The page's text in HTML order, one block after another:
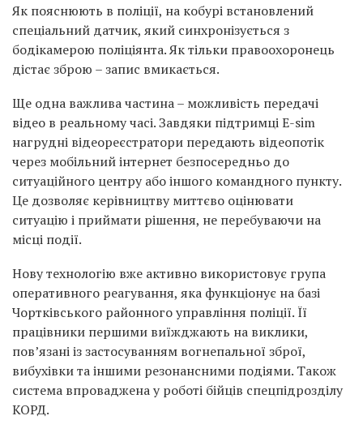
Як пояснюють в поліції, на кобурі встановлений
спеціальний датчик, який синхронізується з
бодікамерою поліціянта. Як тільки правоохоронець
дістає зброю – запис вмикається.
Ще одна важлива частина – можливість передачі
відео в реальному часі. Завдяки підтримці E-sim
нагрудні відеореєстратори передають відеопотік
через мобільний інтернет безпосередньо до
ситуаційного центру або іншого командного пункту.
Це дозволяє керівництву миттєво оцінювати
ситуацію і приймати рішення, не перебуваючи на
місці події.
Нову технологію вже активно використовує група
оперативного реагування, яка функціонує на базі
Чортківського районного управління поліції. Її
працівники першими виїжджають на виклики,
пов’язані із застосуванням вогнепальної зброї,
вибухівки та іншими резонансними подіями. Також
система впроваджена у роботі бійців спецпідрозділу
КОРД.